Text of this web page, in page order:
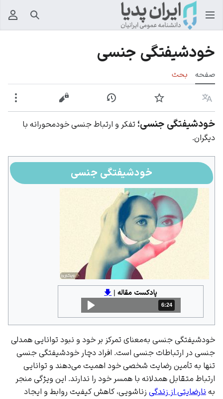
جستجو
خودشیفتگی جنسی
صفحه بحث
زبان پیگیری نمایش تاریخچهنمایش مبدأ
خودشیفتگی جنسی؛ تفکر و ارتباط جنسی خودمحورانه با
دیگران.
خودشیفتگی جنسی
پادکست مقاله|
🡇
مدت: 6 دقیقه و 24 ثانیه
6:24
خودشیفتگی جنسی به‌معنای تمرکز بر خود و نبود توانایی همدلی
جنسی در ارتباطات جنسی است. افراد دچار خودشیفتگی جنسی
تنها به تأمین رضایت شخصی خود اهمیت می‌دهند و توانایی
ارتباط متقابل همدلانه با همسر خود را ندارند. این ویژگی منجر
به نارضایتی از زندگی زناشویی، کاهش کیفیت روابط و ایجاد